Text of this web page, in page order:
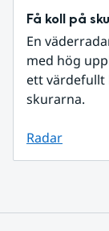
Få koll på
En
med hög
ett värdefullt
skurarna.
Radar